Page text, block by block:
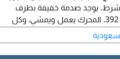
شرط. يوجد صدمة خفيفة بطرف
الشنطة مع رش تجميلي. العداد 392. المحرك يعمل ويمشي، وكل
عنيزة